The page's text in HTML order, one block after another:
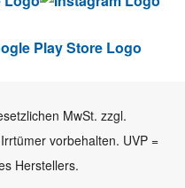
MwSt. zzgl.
vorbehalten. UVP =
Herstellers.